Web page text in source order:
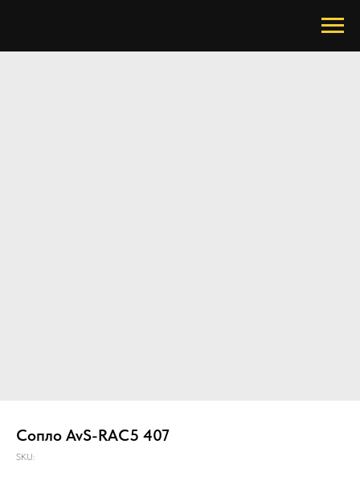
Сопло AvS-RAC5 407
SKU: